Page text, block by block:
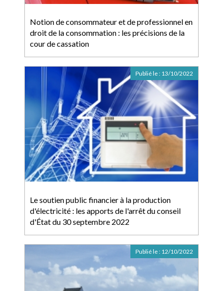
Notion de consommateur et de professionnel en
droit de la consommation : les précisions de la
cour de cassation
Le soutien public financier à la production
d'électricité : les apports de l'arrêt du conseil
d'État du 30 septembre 2022
Publié le : 13/10/2022
Publié le : 12/10/2022